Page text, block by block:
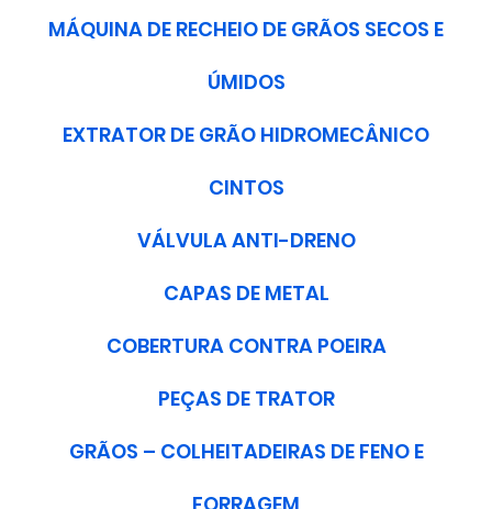
MÁQUINA DE RECHEIO DE GRÃOS SECOS E
ÚMIDOS
EXTRATOR DE GRÃO HIDROMECÂNICO
CINTOS
VÁLVULA ANTI-DRENO
CAPAS DE METAL
COBERTURA CONTRA POEIRA
PEÇAS DE TRATOR
GRÃOS – COLHEITADEIRAS DE FENO E